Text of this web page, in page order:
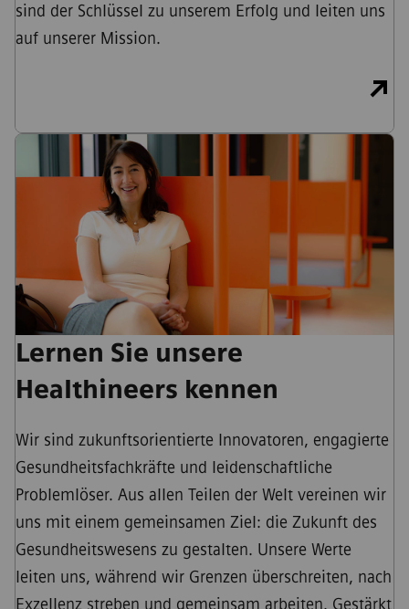
sind der Schlüssel zu unserem Erfolg und leiten uns
auf unserer Mission.
Lernen Sie unsere
Healthineers kennen
Wir sind zukunftsorientierte Innovatoren, engagierte
Gesundheitsfachkräfte und leidenschaftliche
Problemlöser. Aus allen Teilen der Welt vereinen wir
uns mit einem gemeinsamen Ziel: die Zukunft des
Gesundheitswesens zu gestalten. Unsere Werte
leiten uns, während wir Grenzen überschreiten, nach
Exzellenz streben und gemeinsam arbeiten. Gestärkt